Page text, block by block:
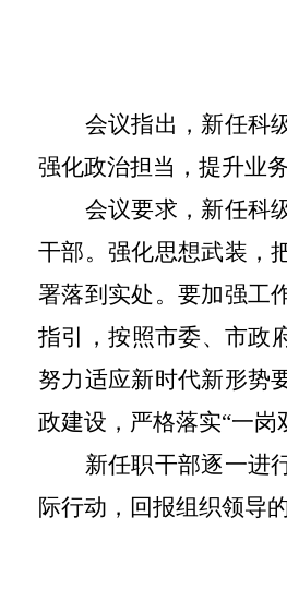
会议指出，新任科
强化政治担当，提升业
会议要求，新任科
干部。强化思想武装，
署落到实处。要加强工
指引，按照市委、市政
努力适应新时代新形势
政建设，严格落实“一
新任职干部逐一进
际行动，回报组织领导